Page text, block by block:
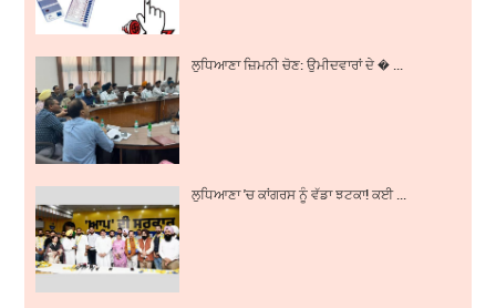
ਲੁਧਿਆਣਾ ਜ਼ਿਮਨੀ ਚੋਣ: ਉਮੀਦਵਾਰਾਂ ਦੇ � ...
ਲੁਧਿਆਣਾ 'ਚ ਕਾਂਗਰਸ ਨੂੰ ਵੱਡਾ ਝਟਕਾ! ਕਈ ...